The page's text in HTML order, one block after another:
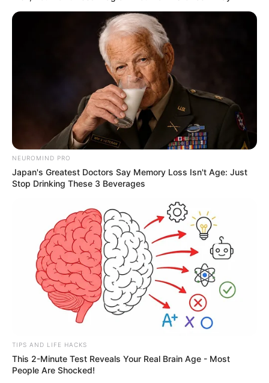
NEUROMIND PRO
Japan's Greatest Doctors Say Memory Loss Isn't Age: Just
Stop Drinking These 3 Beverages
TIPS AND LIFE HACKS
This 2-Minute Test Reveals Your Real Brain Age - Most
People Are Shocked!